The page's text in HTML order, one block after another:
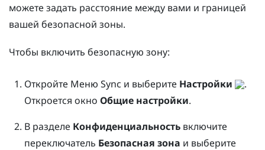
можете задать расстояние между вами и границей
вашей безопасной зоны.
Чтобы включить безопасную зону:
Откройте Меню Sync и выберите Настройки
.
Откроется окно Общие настройки.
В разделе Конфиденциальностьвключите
переключатель Безопасная зона и выберите